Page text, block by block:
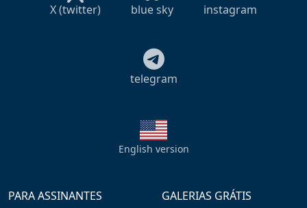
X (twitter) blue sky instagram
telegram
English version
PARA ASSINANTES
GALERIAS GRÁTIS